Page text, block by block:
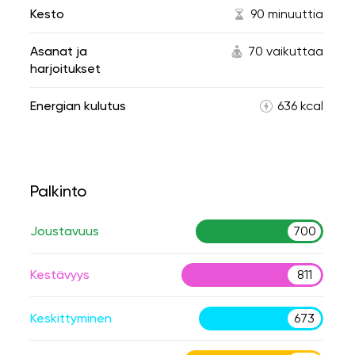
Kesto 90 minuuttia
Asanat ja
harjoitukset
70 vaikuttaa
Energian kulutus 636 kcal
Palkinto
Joustavuus 700
Kestävyys 811
Keskittyminen 673